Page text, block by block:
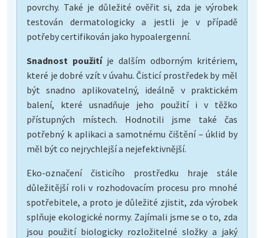
povrchy. Také je důležité ověřit si, zda je výrobek
testován dermatologicky a jestli je v případě
potřeby certifikován jako hypoalergenní.
Snadnost použitíje dalším odborným kritériem,
které je dobré vzít v úvahu. Čisticí prostředek by měl
být snadno aplikovatelný, ideálně v praktickém
balení, které usnadňuje jeho použití i v těžko
přístupných místech. Hodnotili jsme také čas
potřebný k aplikaci a samotnému čištění – úklid by
měl být co nejrychlejší a nejefektivnější.
Eko-označení čisticího prostředku hraje stále
důležitější roli v rozhodovacím procesu pro mnohé
spotřebitele, a proto je důležité zjistit, zda výrobek
splňuje ekologické normy. Zajímali jsme se o to, zda
jsou použití biologicky rozložitelné složky a jaký